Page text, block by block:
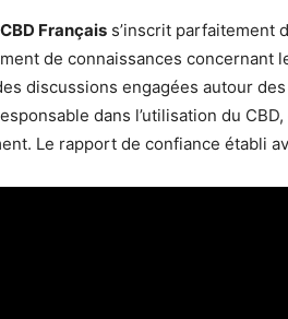
Français s’inscrit parfaitement
de connaissances concernant
discussions engagées autour
dans l’utilisation du
Le rapport de confiance établi